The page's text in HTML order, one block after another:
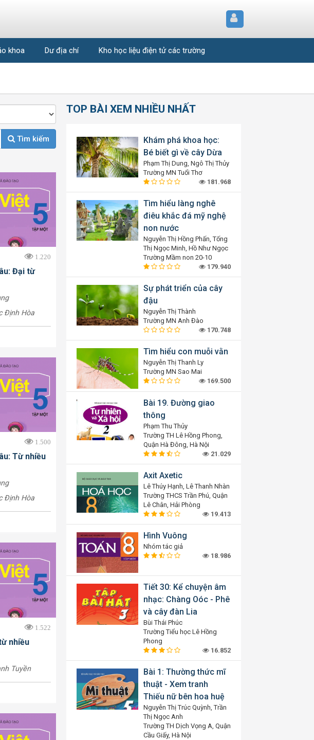
khoa Dư địa chí Kho học liệu điện tử các trường
Tìm kiếm
1.220
Đại từ
Định Hòa
1.500
Từ nhiều
Định Hòa
1.522
nhiều
Tuyền
TOP BÀI XEM NHIỀU NHẤT
Khám phá khoa học:
Bé biết gì về cây Dừa
Phạm Thị Dung, Ngô Thị Thủy
Trường MN Tuổi Thơ
181.968
Tìm hiểu làng nghê
điêu khắc đá mỹ nghệ
non nước
Nguyễn Thị Hồng Phấn, Tống
Thị Ngọc Minh, Hồ Như Ngọc
Trường Mầm non 20-10
179.940
Sự phát triển của cây
đậu
Nguyễn Thị Thành
Trường MN Anh Đào
170.748
Tìm hiểu con muỗi vằn
Nguyễn Thị Thanh Ly
Trường MN Sao Mai
169.500
Bài 19. Đường giao
thông
Phạm Thu Thủy
Trường TH Lê Hồng Phong,
Quận Hà Đông, Hà Nội
21.029
Axit Axetic
Lê Thúy Hạnh, Lê Thanh Nhàn
Trường THCS Trần Phú, Quận
Lê Chân, Hải Phòng
19.413
Hình Vuông
Nhóm tác giả
18.986
Tiết 30: Kể chuyện âm
nhạc: Chàng Oóc - Phê
và cây đàn Lia
Bùi Thái Phúc
Trường Tiểu học Lê Hồng
Phong
16.852
Bài 1: Thường thức mĩ
thuật - Xem tranh
Thiếu nữ bên hoa huệ
Nguyễn Thị Trúc Quỳnh, Trần
Thị Ngọc Anh
Trường TH Dịch Vọng A, Quận
Cầu Giấy, Hà Nội